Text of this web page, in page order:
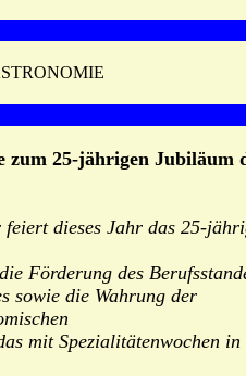
zum 25-jährigen Jubiläum
dieses Jahr das 25-
Förderung des
sowie die Wahrung der
mit Spezialitätenwochen in